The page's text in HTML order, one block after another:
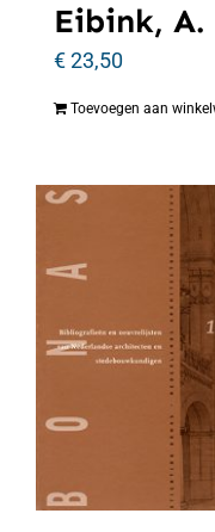
Eibink, A.
€23,50
Toevoegen aan